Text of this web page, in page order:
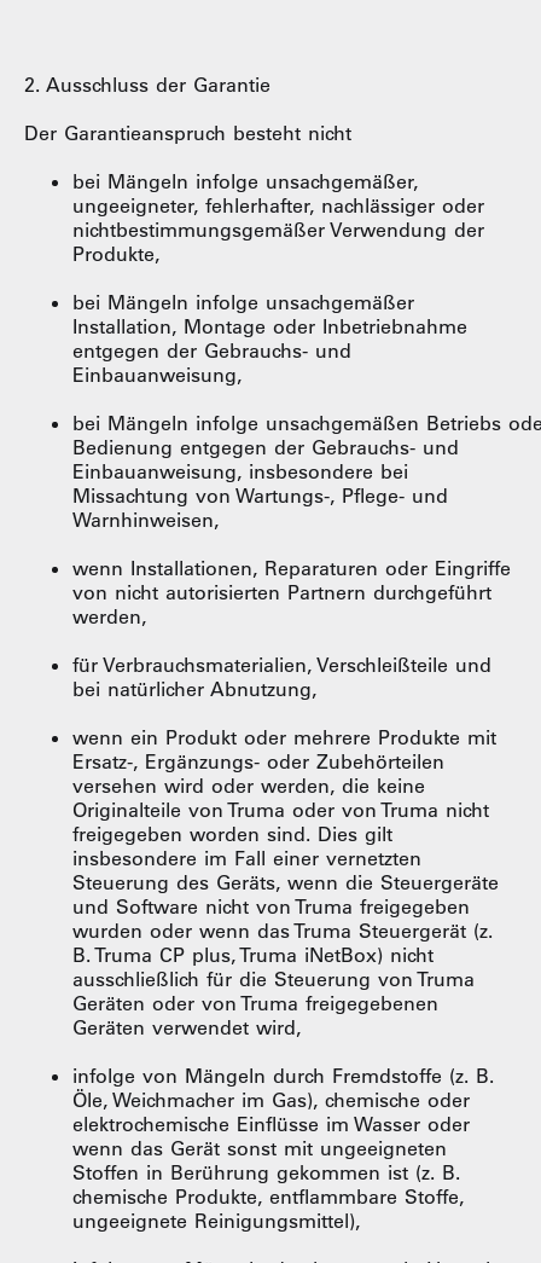
2. Ausschluss der Garantie
Der Garantieanspruch besteht nicht
bei Mängeln infolge unsachgemäßer,
ungeeigneter, fehlerhafter, nachlässiger oder
nichtbestimmungsgemäßer Verwendung der
Produkte,
bei Mängeln infolge unsachgemäßer
Installation, Montage oder Inbetriebnahme
entgegen der Gebrauchs- und
Einbauanweisung,
bei Mängeln infolge unsachgemäßen Betriebs
Bedienung entgegen der Gebrauchs- und
Einbauanweisung, insbesondere bei
Missachtung von Wartungs-, Pflege- und
Warnhinweisen,
wenn Installationen, Reparaturen oder Eingriffe
von nicht autorisierten Partnern durchgeführt
werden,
für Verbrauchsmaterialien, Verschleißteile und
bei natürlicher Abnutzung,
wenn ein Produkt oder mehrere Produkte mit
Ersatz-, Ergänzungs- oder Zubehörteilen
versehen wird oder werden, die keine
Originalteile von Truma oder von Truma nicht
freigegeben worden sind. Dies gilt
insbesondere im Fall einer vernetzten
Steuerung des Geräts, wenn die Steuergeräte
und Software nicht von Truma freigegeben
wurden oder wenn das Truma Steuergerät (z.
B. Truma CP plus, Truma iNetBox) nicht
ausschließlich für die Steuerung von Truma
Geräten oder von Truma freigegebenen
Geräten verwendet wird,
infolge von Mängeln durch Fremdstoffe (z. B.
Öle, Weichmacher im Gas), chemische oder
elektrochemische Einflüsse im Wasser oder
wenn das Gerät sonst mit ungeeigneten
Stoffen in Berührung gekommen ist (z. B.
chemische Produkte, entflammbare Stoffe,
ungeeignete Reinigungsmittel),